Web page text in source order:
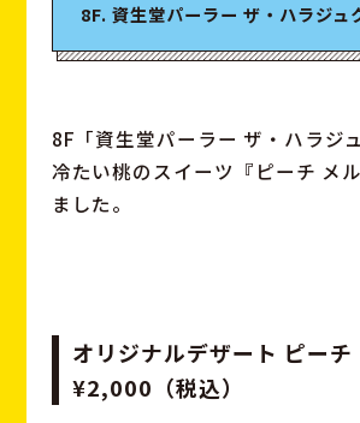
8F. 資生堂パーラー ザ・ハラジュ
8F「資生堂パーラー ザ・ハラジ
冷たい桃のスイーツ『ピーチ メ
ました。
オリジナルデザート ピー
¥2,000（税込）